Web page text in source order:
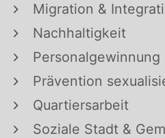
Migration &
Nachhaltigkeit
Personalgewinnung
Prävention
Quartiersarbeit
Soziale Stadt &